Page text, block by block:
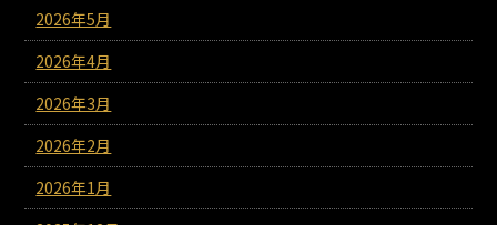
2026年5月
2026年4月
2026年3月
2026年2月
2026年1月